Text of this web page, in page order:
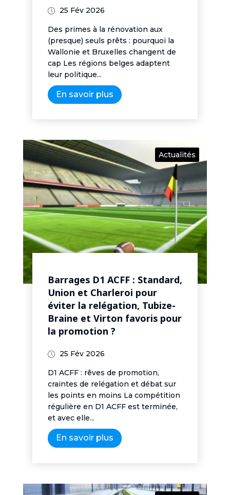
25 Fév 2026
Des primes à la rénovation aux
(presque) seuls prêts : pourquoi la
Wallonie et Bruxelles changent de
cap Les régions belges adaptent
leur politique...
En savoir plus
Actualités
Barrages D1 ACFF : Standard,
Union et Charleroi pour
éviter la relégation, Tubize-
Braine et Virton favoris pour
la promotion ?
25 Fév 2026
D1 ACFF : rêves de promotion,
craintes de relégation et débat sur
les points en moins La compétition
régulière en D1 ACFF est terminée,
et avec elle...
En savoir plus